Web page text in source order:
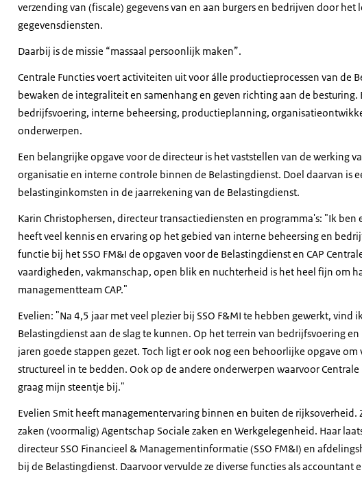
verzending van (fiscale) gegevens van en aan burgers en bedrijven door het
gegevensdiensten.
Daarbij is de missie “massaal persoonlijk maken”.
Centrale Functies voert activiteiten uit voor álle productieprocessen van de
bewaken de integraliteit en samenhang en geven richting aan de besturing.
bedrijfsvoering, interne beheersing, productieplanning,
onderwerpen.
Een belangrijke opgave voor de directeur is het vaststellen van de werking
organisatie en interne controle binnen de Belastingdienst. Doel daarvan is
belastinginkomsten in de jaarrekening van de Belastingdienst.
Karin Christophersen, directeur transactiediensten en programma's: "Ik ben
heeft veel kennis en ervaring op het gebied van interne beheersing en
functie bij het SSO FM&I de opgaven voor de Belastingdienst en CAP
vaardigheden, vakmanschap, open blik en nuchterheid is het heel fijn om
managementteam CAP."
Evelien: "Na 4,5 jaar met veel plezier bij SSO F&MI te hebben gewerkt, vind
Belastingdienst aan de slag te kunnen. Op het terrein van bedrijfsvoering
jaren goede stappen gezet. Toch ligt er ook nog een behoorlijke opgave
structureel in te bedden. Ook op de andere onderwerpen waarvoor
graag mijn steentje bij."
Evelien Smit heeft managementervaring binnen en buiten de
zaken (voormalig) Agentschap Sociale zaken en Werkgelegenheid. Haar
directeur SSO Financieel & Managementinformatie (SSO FM&I) en
bij de Belastingdienst. Daarvoor vervulde ze diverse functies als accountant